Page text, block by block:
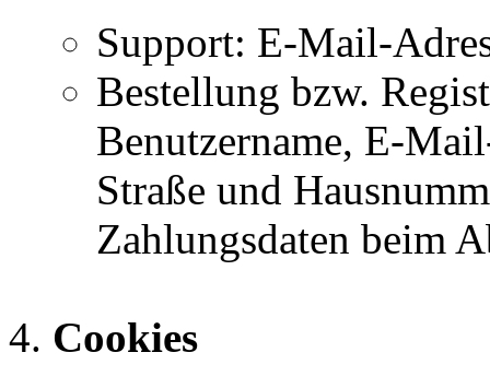
Support: E-Mail-
Bestellung bzw.
Benutzername, E-
Straße und
Zahlungsdaten beim
Cookies